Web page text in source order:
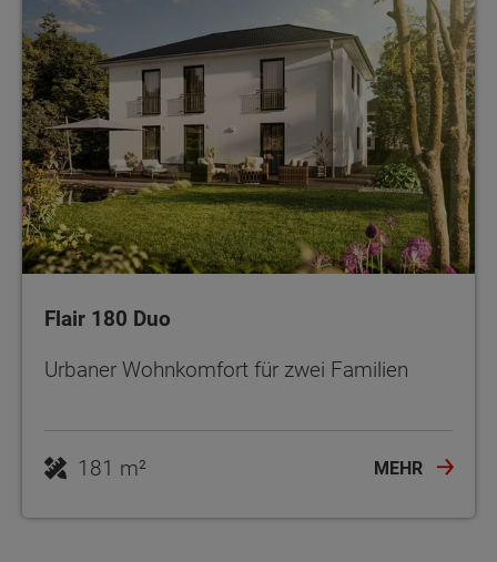
Flair 180 Duo
Urbaner Wohnkomfort für zwei Familien
181 m² MEHR